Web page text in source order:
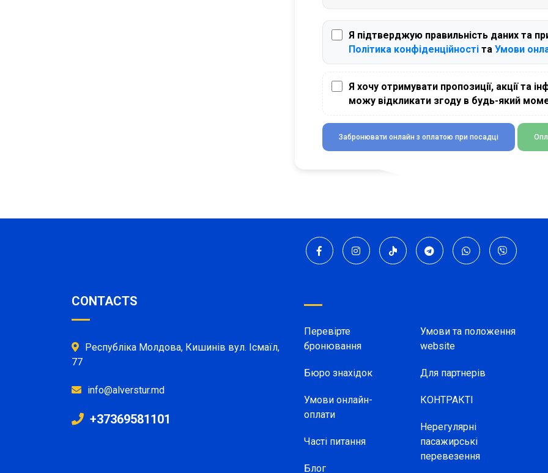
Я підтверджую правильність даних та
Політика конфіденційності та Умови
Я хочу отримувати пропозиції, акції та
можу відкликати згоду в будь-який
Забронювати онлайн з оплатою при посадці
CONTACTS
Республіка Молдова, Кишинів вул. Ісмаїл,
77
info@alverstur.md
+37369581101
Перевірте
бронювання
Бюро знахідок
Умови онлайн-
оплати
Часті питання
Блог
Умови та положення
website
Для партнерів
КОНТРАКТІ
Нерегулярні
пасажирські
перевезення